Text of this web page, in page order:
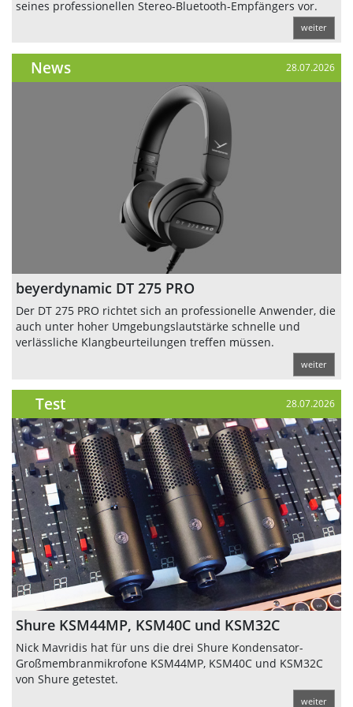
seines professionellen Stereo-Bluetooth-Empfängers vor.
weiter
News 28.07.2026
beyerdynamic DT 275 PRO
Der DT 275 PRO richtet sich an professionelle Anwender, die
auch unter hoher Umgebungslautstärke schnelle und
verlässliche Klangbeurteilungen treffen müssen.
weiter
Test 28.07.2026
Shure KSM44MP, KSM40C und KSM32C
Nick Mavridis hat für uns die drei Shure Kondensator-
Großmembranmikrofone KSM44MP, KSM40C und KSM32C
von Shure getestet.
weiter